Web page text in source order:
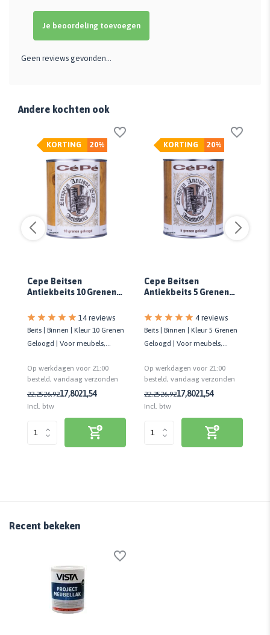
Je beoordeling toevoegen
Geen reviews gevonden...
Andere kochten ook
20%
KORTING
Cepe Beitsen
Antiekbeits 10 Grenen
14 reviews
Beits | Binnen | Kleur 10 Grenen
Geloogd | Voor meubels,
Op werkdagen voor 21:00
besteld, vandaag verzonden
22,2526,9217,8021,54
Incl. btw
20%
KORTING
Cepe Beitsen
Antiekbeits 5 Grenen
4 reviews
Beits | Binnen | Kleur 5 Grenen
Geloogd | Voor meubels,
Op werkdagen voor 21:00
besteld, vandaag verzonden
22,2526,9217,8021,54
Incl. btw
Recent bekeken